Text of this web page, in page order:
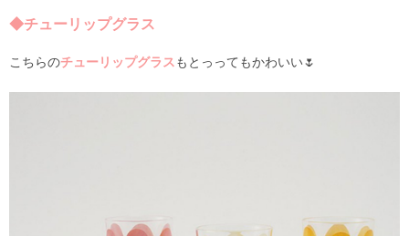
◆チューリップグラス
こちらのチューリップグラス もとっってもかわいい🌷